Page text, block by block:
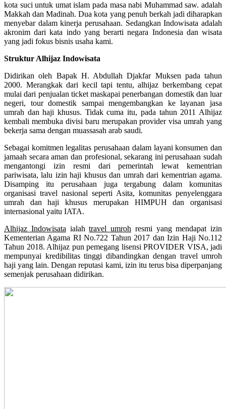
kota suci untuk umat islam pada masa nabi Muhammad saw. adalah
Makkah dan Madinah. Dua kota yang penuh berkah jadi diharapkan
menyebar dalam kinerja perusahaan. Sedangkan Indowisata adalah
akronim dari kata indo yang berarti negara Indonesia dan wisata
yang jadi fokus bisnis usaha kami.
Struktur Alhijaz Indowisata
Didirikan oleh Bapak H. Abdullah Djakfar Muksen pada tahun
2000. Merangkak dari kecil tapi tentu, alhijaz berkembang cepat
mulai dari penjualan ticket maskapai penerbangan domestik dan luar
negeri, tour domestik sampai mengembangkan ke layanan jasa
umrah dan haji khusus. Tidak cuma itu, pada tahun 2011 Alhijaz
kembali membuka divisi baru merupakan provider visa umrah yang
bekerja sama dengan muassasah arab saudi.
Sebagai komitmen legalitas perusahaan dalam layani konsumen dan
jamaah secara aman dan profesional, sekarang ini perusahaan sudah
mengantongi izin resmi dari pemerintah lewat kementrian
pariwisata, lalu izin haji khusus dan umrah dari kementrian agama.
Disamping itu perusahaan juga tergabung dalam komunitas
organisasi travel nasional seperti Asita, komunitas penyelenggara
umrah dan haji khusus merupakan HIMPUH dan organisasi
internasional yaitu IATA.
Alhijaz Indowisata ialahtravel umroh resmi yang mendapat izin
Kementerian Agama RI No.722 Tahun 2017 dan Izin Haji No.112
Tahun 2018. Alhijaz pun pemegang lisensi PROVIDER VISA, jadi
mempunyai kredibilitas tinggi dibandingkan dengan travel umroh
haji yang lain. Dengan reputasi kami, izin itu terus bisa diperpanjang
semenjak perusahaan didirikan.